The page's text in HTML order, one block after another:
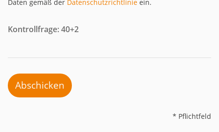
Daten gemäß der Datenschutzrichtlinie ein.
Kontrollfrage: 40+2
Abschicken
* Pflichtfeld